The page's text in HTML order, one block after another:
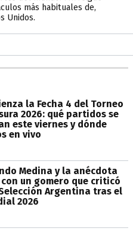
más habituales de,
Unidos.
la Fecha 4 del Torneo
2026: qué partidos se
este viernes y dónde
en vivo
Medina y la anécdota
un gomero que criticó
Argentina tras el
2026